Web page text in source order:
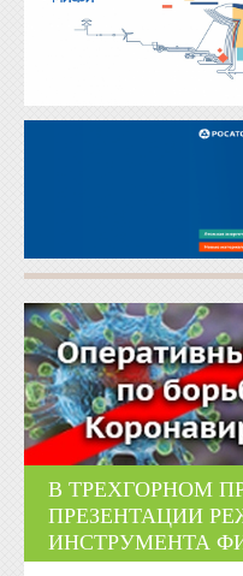
В ТРЕХГОРНОМ
ПРЕЗЕНТАЦИИ
ИНСТРУМЕНТА